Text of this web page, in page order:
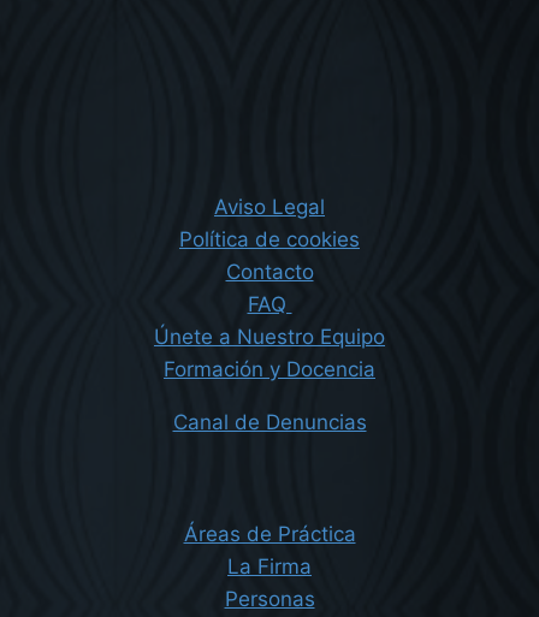
Aviso Legal
Política de cookies
Contacto
FAQ
Únete a Nuestro Equipo
Formación y Docencia
Canal de Denuncias
Áreas de Práctica
La Firma
Personas